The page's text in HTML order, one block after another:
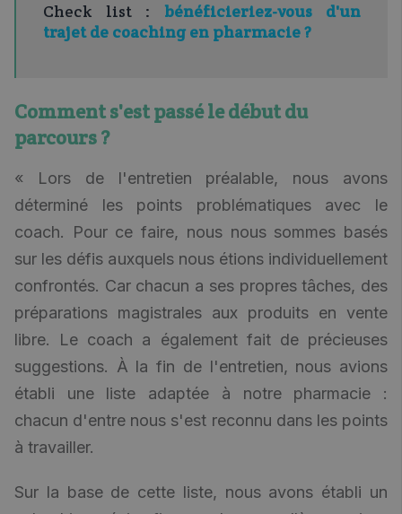
Check list : bénéficieriez-vous d'un
trajet de coaching en pharmacie ?
Comment s'est passé le début du
parcours ?
« Lors de l'entretien préalable, nous avons
déterminé les points problématiques avec le
coach. Pour ce faire, nous nous sommes basés
sur les défis auxquels nous étions individuellement
confrontés. Car chacun a ses propres tâches, des
préparations magistrales aux produits en vente
libre. Le coach a également fait de précieuses
suggestions. À la fin de l'entretien, nous avions
établi une liste adaptée à notre pharmacie :
chacun d'entre nous s'est reconnu dans les points
à travailler.
Sur la base de cette liste, nous avons établi un